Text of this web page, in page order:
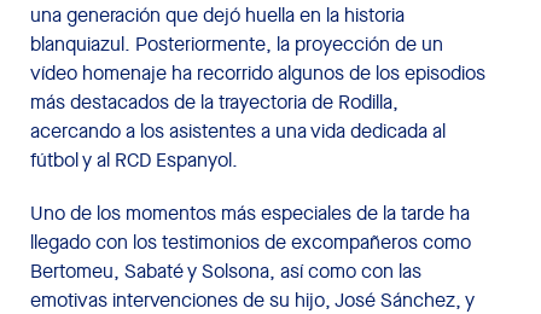
una generación que dejó huella en la historia
blanquiazul. Posteriormente, la proyección de un
vídeo homenaje ha recorrido algunos de los episodios
más destacados de la trayectoria de Rodilla,
acercando a los asistentes a una vida dedicada al
fútbol y al RCD Espanyol.
Uno de los momentos más especiales de la tarde ha
llegado con los testimonios de excompañeros como
Bertomeu, Sabaté y Solsona, así como con las
emotivas intervenciones de su hijo, José Sánchez, y